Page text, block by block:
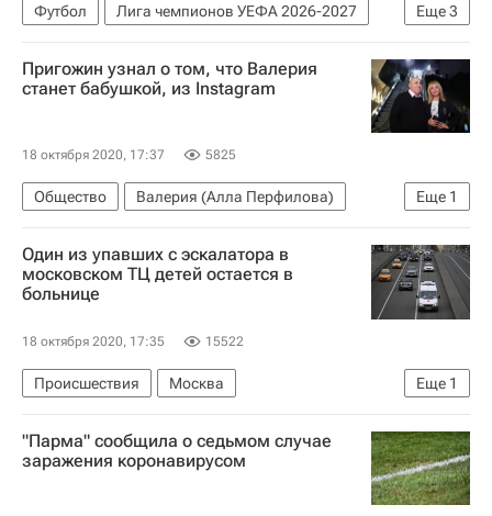
Еще3
Футбол
Лига чемпионов УЕФА 2026-2027
Зенит
Брюгге Симон Миньоле
Пригожин узнал о том, что Валерия
станет бабушкой, из Instagram
18 октября 2020, 17:37 5825
Еще 1
Общество
Валерия (Алла Перфилова)
Иосиф Пригожин
Один из упавших с эскалатора в
московском ТЦ детей остается в
больнице
18 октября 2020, 17:35 15522
Еще 1
Происшествия
Москва
Прокуратура г. Москвы
"Парма" сообщила о седьмом случае
заражения коронавирусом